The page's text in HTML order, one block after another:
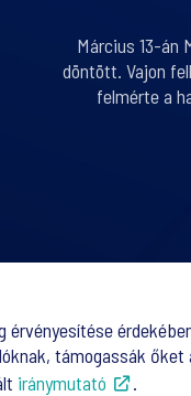
Március 13-án
döntött. Vajon
felmérte a
érvényesítése
támogassák őket
iránymutató .